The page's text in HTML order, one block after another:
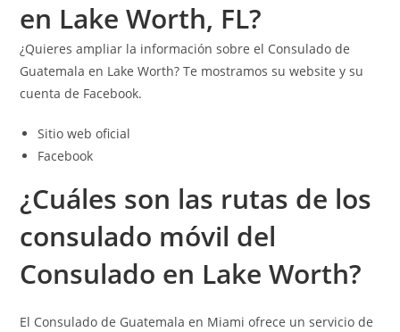
en Lake Worth, FL?
¿Quieres ampliar la información sobre el Consulado de
Guatemala en Lake Worth? Te mostramos su website y su
cuenta de Facebook.
Sitio web oficial
Facebook
¿Cuáles son las rutas de los
consulado móvil del
Consulado en Lake Worth?
El Consulado de Guatemala en Miami ofrece un servicio de